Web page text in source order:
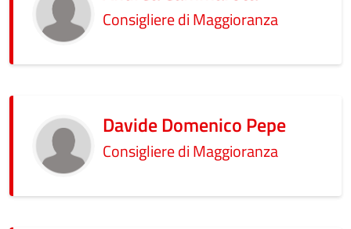
Consigliere di Maggioranza
Davide Domenico Pepe
Consigliere di Maggioranza